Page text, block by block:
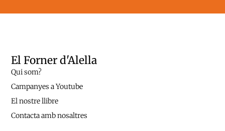
El Forner d'Alella
Qui som?
Campanyes a Youtube
El nostre llibre
Contacta amb nosaltres